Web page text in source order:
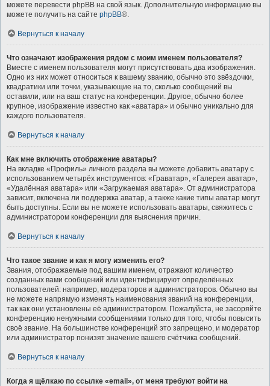
можете перевести phpBB на свой язык. Дополнительную информацию вы
можете получить на сайте phpBB®.
Вернуться к началу
Что означают изображения рядом с моим именем пользователя?
Вместе с именем пользователя могут присутствовать два изображения.
Одно из них может относиться к вашему званию, обычно это звёздочки,
квадратики или точки, указывающие на то, сколько сообщений вы
оставили, или на ваш статус на конференции. Другое, обычно более
крупное, изображение известно как «аватара» и обычно уникально для
каждого пользователя.
Вернуться к началу
Как мне включить отображение аватары?
На вкладке «Профиль» личного раздела вы можете добавить аватару с
использованием четырёх инструментов: «Граватар», «Галерея аватар»,
«Удалённая аватара» или «Загружаемая аватара». От администратора
зависит, включена ли поддержка аватар, а также какие типы аватар могут
быть доступны. Если вы не можете использовать аватары, свяжитесь с
администратором конференции для выяснения причин.
Вернуться к началу
Что такое звание и как я могу изменить его?
Звания, отображаемые под вашим именем, отражают количество
созданных вами сообщений или идентифицируют определённых
пользователей: например, модераторов и администраторов. Обычно вы
не можете напрямую изменять наименования званий на конференции,
так как они установлены её администратором. Пожалуйста, не засоряйте
конференцию ненужными сообщениями только для того, чтобы повысить
своё звание. На большинстве конференций это запрещено, и модератор
или администратор понизят значение вашего счётчика сообщений.
Вернуться к началу
Когда я щёлкаю по ссылке «email», от меня требуют войти на